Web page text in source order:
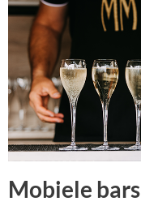
Mobiele bars